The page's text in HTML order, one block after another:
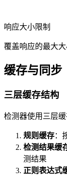
响应大小限制
覆盖响应的最大
缓存与同步
三层缓存结构
检测器使用三层缓
规则缓存：
检测结果缓
测结果
正则表达式